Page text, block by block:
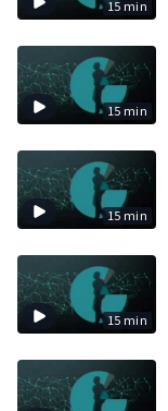
15 min
15 min
15 min
15 min